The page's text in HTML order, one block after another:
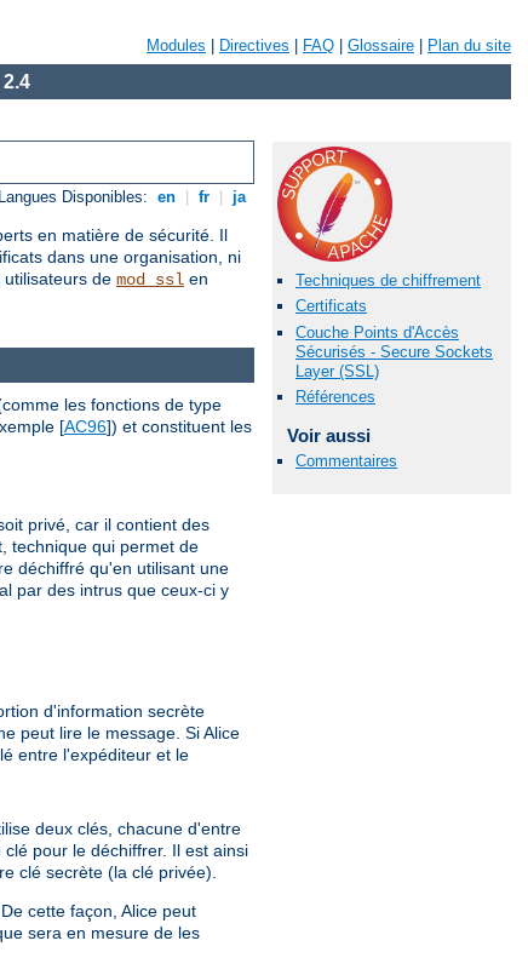
Modules Directives FAQ Glossaire Plan du site
Langues Disponibles: en fr ja
en matière de sécurité. Il
dans une organisation, ni
de mod_ssl en
Techniques de chiffrement
Certificats
Couche Points d'Accès
Sécurisés - Secure Sockets
Layer (SSL)
Références
Voir aussi
Commentaires
les fonctions de type
[AC96]) et constituent les
privé, car il contient des
technique qui permet de
déchiffré qu'en utilisant une
par des intrus que ceux-ci y
d'information secrète
peut lire le message. Si Alice
entre l'expéditeur et le
deux clés, chacune d'entre
pour le déchiffrer. Il est ainsi
clé secrète (la clé privée).
cette façon, Alice peut
sera en mesure de les